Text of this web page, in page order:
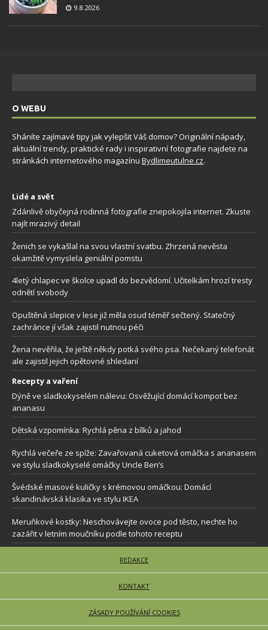
9.8.2026
O WEBU
Sháníte zajímavé tipy jak vylepšit Váš domov? Originální nápady,
aktuální trendy, praktické rady i inspirativní fotografie najdete na
stránkách internetového magazínu Bydlimeutulne.cz.
Lidé a svět
Zdánlivě obyčejná rodinná fotografie znepokojila internet. Zkuste
najít mrazivý detail
Ženich se vykašlal na svou vlastní svatbu. Zhrzená nevěsta
okamžitě vymyslela geniální pomstu
4letý chlapec ve školce upadl do bezvědomí. Učitelkám hrozí tresty
odnětí svobody
Opuštěná slepice v lese již měla osud téměř sečtený. Statečný
zachránce jí však zajistil nutnou péči
Žena nevěřila, že ještě někdy potká svého psa. Nečekaný telefonát
ale zajistil jejich opětovné shledaní
Recepty a vaření
Dýně ve sladkokyselém nálevu: Osvěžující domácí kompot bez
ananasu
Dětská vzpomínka: Rychlá pěna z bílků a jahod
Rychlá večeře ze spíže: Zavařovaná cuketová omáčka s ananasem
ve stylu sladkokyselé omáčky Uncle Ben’s
Švédské masové kuličky s krémovou omáčkou: Domácí
skandinávská klasika ve stylu IKEA
Meruňkové kostky: Neschovávejte ovoce pod těsto, nechte ho
zazářit v letním moučníku podle tohoto receptu
REDAKCE
KONTAKT
ZÁSADY POUŽÍVÁNÍ COOKIES